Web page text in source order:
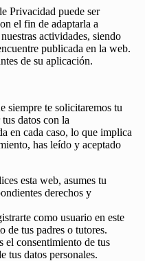
Privacidad puede ser
el fin de adaptarla a
actividades, siendo
publicada en la web.
de su aplicación.
siempre te solicitaremos tu
datos con la
en cada caso, lo que implica
has leído y aceptado
esta web, asumes tu
derechos y
como usuario en este
de tus padres o tutores.
el consentimiento de tus
tus datos personales.